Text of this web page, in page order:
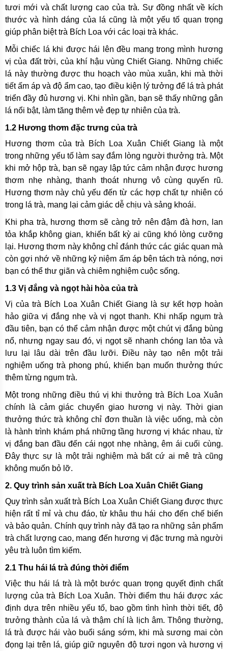
tươi mới và chất lượng cao của trà. Sự đồng nhất về kích
thước và hình dáng của lá cũng là một yếu tố quan trọng
giúp phân biệt trà Bích Loa với các loại trà khác.
Mỗi chiếc lá khi được hái lên đều mang trong mình hương
vị của đất trời, của khí hậu vùng Chiết Giang. Những chiếc
lá này thường được thu hoạch vào mùa xuân, khi mà thời
tiết ấm áp và độ ẩm cao, tạo điều kiện lý tưởng để lá trà phát
triển đầy đủ hương vị. Khi nhìn gần, bạn sẽ thấy những gân
lá nổi bật, làm tăng thêm vẻ đẹp tự nhiên của trà.
1.2 Hương thơm đặc trưng của trà
Hương thơm của trà Bích Loa Xuân Chiết Giang là một
trong những yếu tố làm say đắm lòng người thưởng trà. Một
khi mở hộp trà, bạn sẽ ngay lập tức cảm nhận được hương
thơm nhẹ nhàng, thanh thoát nhưng vô cùng quyến rũ.
Hương thơm này chủ yếu đến từ các hợp chất tự nhiên có
trong lá trà, mang lại cảm giác dễ chịu và sảng khoái.
Khi pha trà, hương thơm sẽ càng trở nên đậm đà hơn, lan
tỏa khắp không gian, khiến bất kỳ ai cũng khó lòng cưỡng
lại. Hương thơm này không chỉ đánh thức các giác quan mà
còn gợi nhớ về những kỷ niệm ấm áp bên tách trà nóng, nơi
bạn có thể thư giãn và chiêm nghiệm cuộc sống.
1.3 Vị đắng và ngọt hài hòa của trà
Vị của trà Bích Loa Xuân Chiết Giang là sự kết hợp hoàn
hảo giữa vị đắng nhẹ và vị ngọt thanh. Khi nhấp ngụm trà
đầu tiên, bạn có thể cảm nhận được một chút vị đắng bùng
nổ, nhưng ngay sau đó, vị ngọt sẽ nhanh chóng lan tỏa và
lưu lại lâu dài trên đầu lưỡi. Điều này tạo nên một trải
nghiệm uống trà phong phú, khiến bạn muốn thưởng thức
thêm từng ngụm trà.
Một trong những điều thú vị khi thưởng trà Bích Loa Xuân
chính là cảm giác chuyển giao hương vị này. Thời gian
thưởng thức trà không chỉ đơn thuần là việc uống, mà còn
là hành trình khám phá những tầng hương vị khác nhau, từ
vị đắng ban đầu đến cái ngọt nhẹ nhàng, êm ái cuối cùng.
Đây thực sự là một trải nghiệm mà bất cứ ai mê trà cũng
không muốn bỏ lỡ.
2. Quy trình sản xuất trà Bích Loa Xuân Chiết Giang
Quy trình sản xuất trà Bích Loa Xuân Chiết Giang được thực
hiện rất tỉ mỉ và chu đáo, từ khâu thu hái cho đến chế biến
và bảo quản. Chính quy trình này đã tạo ra những sản phẩm
trà chất lượng cao, mang đến hương vị đặc trưng mà người
yêu trà luôn tìm kiếm.
2.1 Thu hái lá trà đúng thời điểm
Việc thu hái lá trà là một bước quan trọng quyết định chất
lượng của trà Bích Loa Xuân. Thời điểm thu hái được xác
định dựa trên nhiều yếu tố, bao gồm tình hình thời tiết, độ
trưởng thành của lá và thậm chí là lịch âm. Thông thường,
lá trà được hái vào buổi sáng sớm, khi mà sương mai còn
đọng lại trên lá, giúp giữ nguyên độ tươi ngon và hương vị